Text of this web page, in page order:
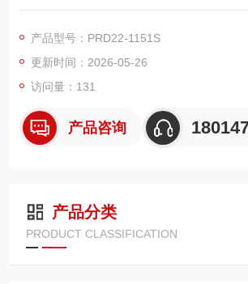
泵，技术源自德国力士乐、性价比高、低温
广。
产品型号：PRD22-1151S
更新时间：2026-05-26
访问量：131
产品咨询
产品分类
PRODUCT CLASSIFICATION